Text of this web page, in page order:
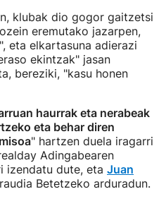
klubak dio gogor gaitzetsi
eremutako jazarpen,
eta elkartasuna adierazi
ekintzak" jasan
bereziki, "kasu honen
haurrak eta nerabeak
eta behar diren
" hartzen duela iragarri
Adingabearen
izendatu dute, eta Juan
Betetzeko arduradun.